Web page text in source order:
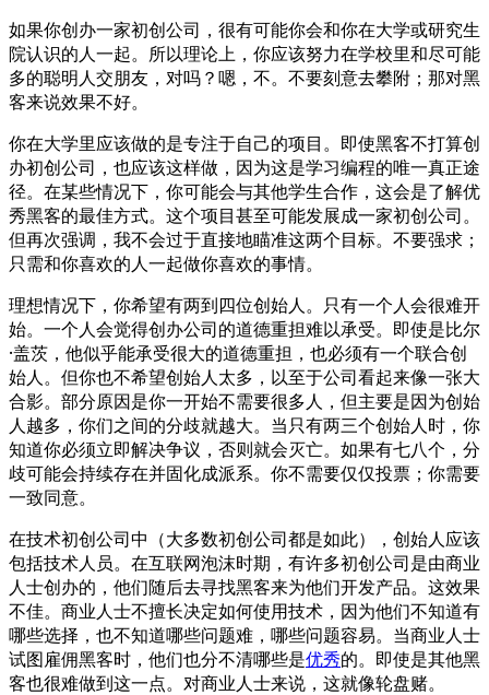
如果你创办一家初创公司，很有可能你会和你在大学或研究生
院认识的人一起。所以理论上，你应该努力在学校里和尽可能
多的聪明人交朋友，对吗？嗯，不。不要刻意去攀附；那对黑
客来说效果不好。
你在大学里应该做的是专注于自己的项目。即使黑客不打算创
办初创公司，也应该这样做，因为这是学习编程的唯一真正途
径。在某些情况下，你可能会与其他学生合作，这会是了解优
秀黑客的最佳方式。这个项目甚至可能发展成一家初创公司。
但再次强调，我不会过于直接地瞄准这两个目标。不要强求；
只需和你喜欢的人一起做你喜欢的事情。
理想情况下，你希望有两到四位创始人。只有一个人会很难开
始。一个人会觉得创办公司的道德重担难以承受。即使是比尔
·盖茨，他似乎能承受很大的道德重担，也必须有一个联合创
始人。但你也不希望创始人太多，以至于公司看起来像一张大
合影。部分原因是你一开始不需要很多人，但主要是因为创始
人越多，你们之间的分歧就越大。当只有两三个创始人时，你
知道你必须立即解决争议，否则就会灭亡。如果有七八个，分
歧可能会持续存在并固化成派系。你不需要仅仅投票；你需要
一致同意。
在技术初创公司中（大多数初创公司都是如此），创始人应该
包括技术人员。在互联网泡沫时期，有许多初创公司是由商业
人士创办的，他们随后去寻找黑客来为他们开发产品。这效果
不佳。商业人士不擅长决定如何使用技术，因为他们不知道有
哪些选择，也不知道哪些问题难，哪些问题容易。当商业人士
试图雇佣黑客时，他们也分不清哪些是优秀的。即使是其他黑
客也很难做到这一点。对商业人士来说，这就像轮盘赌。